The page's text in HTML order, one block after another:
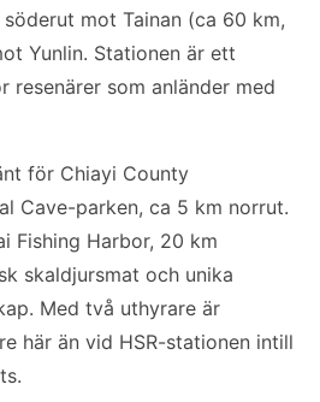
mot Tainan (ca 60 km,
Yunlin. Stationen är ett
resenärer som anländer med
för Chiayi County
Cave-parken, ca 5 km norrut.
Fishing Harbor, 20 km
skaldjursmat och unika
Med två uthyrare är
här än vid HSR-stationen intill